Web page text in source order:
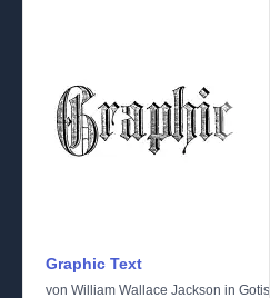
Graphic Text
von William Wallace Jackson in